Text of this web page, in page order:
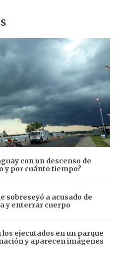
con un descenso de
y por cuánto tiempo?
sobreseyó a acusado de
y enterrar cuerpo
ejecutados en un parque
y aparecen imágenes